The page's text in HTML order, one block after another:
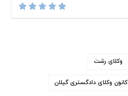
وکلای رشت
کانون وکلای دادگستری گیلان